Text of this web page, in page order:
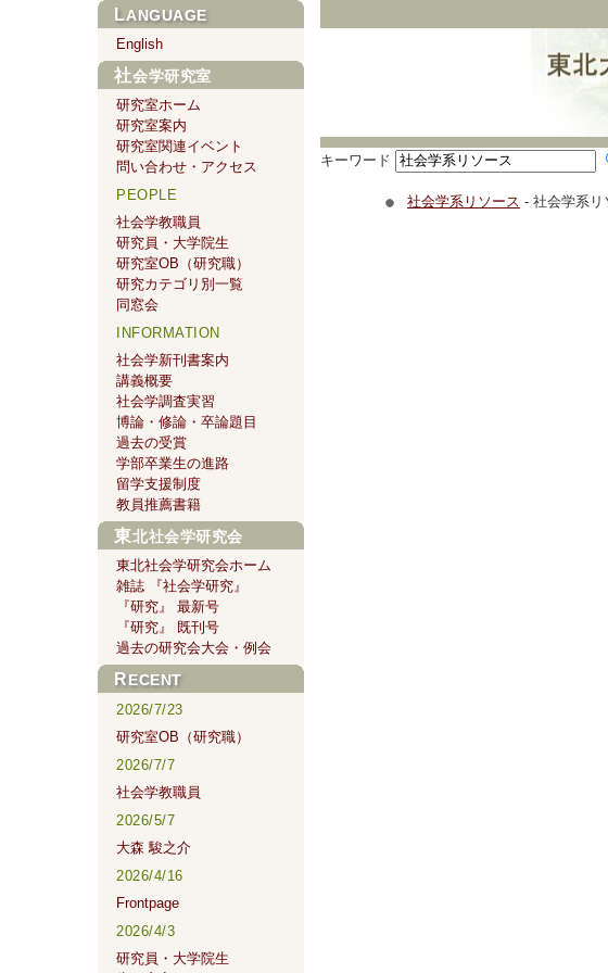
キーワード
社会学系リソース - 社会学系リ
LANGUAGE
English
社会学研究室
研究室ホーム
研究室案内
研究室関連イベント
問い合わせ・アクセス
PEOPLE
社会学教職員
研究員・大学院生
研究室OB（研究職）
研究カテゴリ別一覧
同窓会
INFORMATION
社会学新刊書案内
講義概要
社会学調査実習
博論・修論・卒論題目
過去の受賞
学部卒業生の進路
留学支援制度
教員推薦書籍
東北社会学研究会
東北社会学研究会ホーム
雑誌 『社会学研究』
『研究』 最新号
『研究』 既刊号
過去の研究会大会・例会
RECENT
2026/7/23
研究室OB（研究職）
2026/7/7
社会学教職員
2026/5/7
大森 駿之介
2026/4/16
Frontpage
2026/4/3
研究員・大学院生